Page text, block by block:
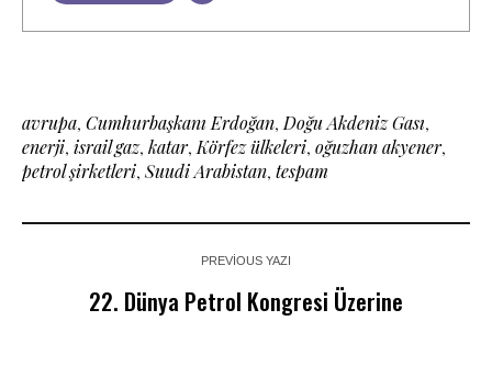
avrupa, Cumhurbaşkanı Erdoğan, Doğu Akdeniz Gası,
enerji, israil gaz, katar, Körfez ülkeleri, oğuzhan akyener,
petrol şirketleri, Suudi Arabistan, tespam
PREVIOUS YAZI
22. Dünya Petrol Kongresi Üzerine